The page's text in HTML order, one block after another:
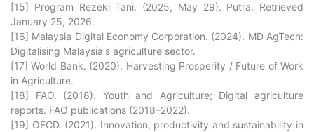
[15] Program Rezeki Tani. (2025, May 29). Putra. Retrieved
January 25, 2026.
[16] Malaysia Digital Economy Corporation. (2024). MD AgTech:
Digitalising Malaysia's agriculture sector.
[17] World Bank. (2020). Harvesting Prosperity / Future of Work
in Agriculture.
[18] FAO. (2018). Youth and Agriculture; Digital agriculture
reports. FAO publications (2018–2022).
[19] OECD. (2021). Innovation, productivity and sustainability in